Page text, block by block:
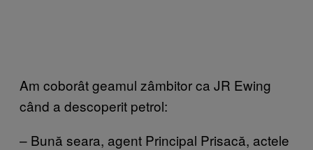
Am coborât geamul zâmbitor ca JR Ewing
când a descoperit petrol:
– Bună seara, agent Principal Prisacă, actele